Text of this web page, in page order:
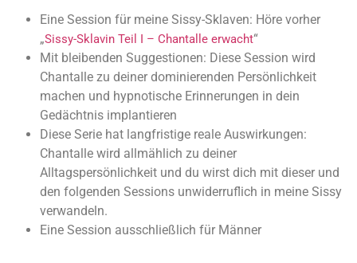
Eine Session für meine Sissy-Sklaven: Höre vorher
„Sissy-Sklavin Teil I – Chantalle erwacht“
Mit bleibenden Suggestionen: Diese Session wird
Chantalle zu deiner dominierenden Persönlichkeit
machen und hypnotische Erinnerungen in dein
Gedächtnis implantieren
Diese Serie hat langfristige reale Auswirkungen:
Chantalle wird allmählich zu deiner
Alltagspersönlichkeit und du wirst dich mit dieser und
den folgenden Sessions unwiderruflich in meine Sissy
verwandeln.
Eine Session ausschließlich für Männer